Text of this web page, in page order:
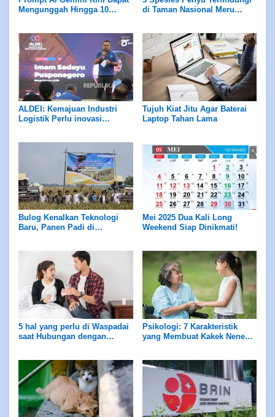
Mengunggah Hingga 10
di Taman Nasional Meru
ALDEI: Kemajuan Industri
Logistik Perlu inovasi
Tujuh Kiat Jitu Agar Baterai
Laptop Tahan Lama
Bulog Kenalkan Teknologi
Baru, Panen Padi di
Mei 2025 Dua Kali Long
Weekend Siap Dinikmati!
5 hal yang perlu di Waspadai
saat Hubungan dengan
Psikologi: 7 Karakteristik
yang Membuat Kakek Nenek